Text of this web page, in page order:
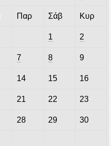
Παρ Σάβ Κυρ
1 2
7 8 9
14 15 16
21 22 23
28 29 30